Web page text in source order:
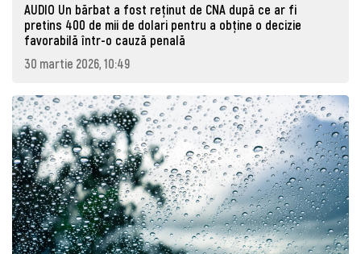
AUDIO Un bărbat a fost reținut de CNA după ce ar fi
pretins 400 de mii de dolari pentru a obține o decizie
favorabilă într-o cauză penală
30 martie 2026, 10:49